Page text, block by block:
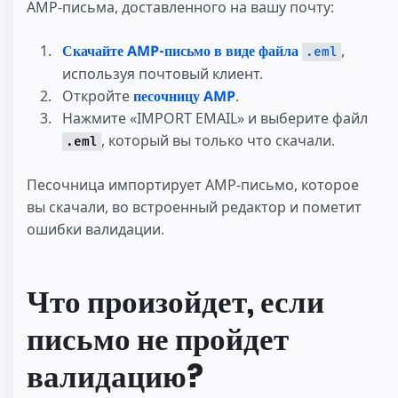
AMP-письма, доставленного на вашу почту:
Скачайте AMP-письмо в виде файла .eml ,
используя почтовый клиент.
Откройтепесочницу AMP.
Нажмите «IMPORT EMAIL» и выберите файл
.eml , который вы только что скачали.
Песочница импортирует AMP-письмо, которое
вы скачали, во встроенный редактор и пометит
ошибки валидации.
Что произойдет, если
письмо не пройдет
валидацию?